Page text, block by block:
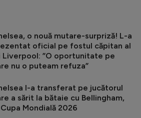
o nouă mutare-surpriză! L-a
oficial pe fostul căpitan al
Liverpool: ”O oportunitate pe
nu o puteam refuza”
l-a transferat pe jucătorul
a sărit la bătaie cu Bellingham,
Mondială 2026